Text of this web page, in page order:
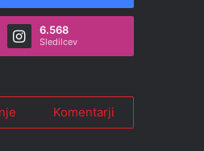
6.568
Sledilcev
Komentarji